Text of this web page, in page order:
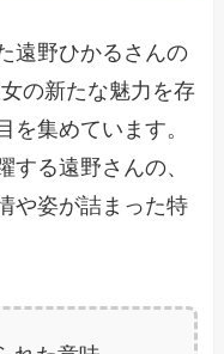
遠野ひかるさんの
の新たな魅力を存
を集めています。
する遠野さんの、
や姿が詰まった特